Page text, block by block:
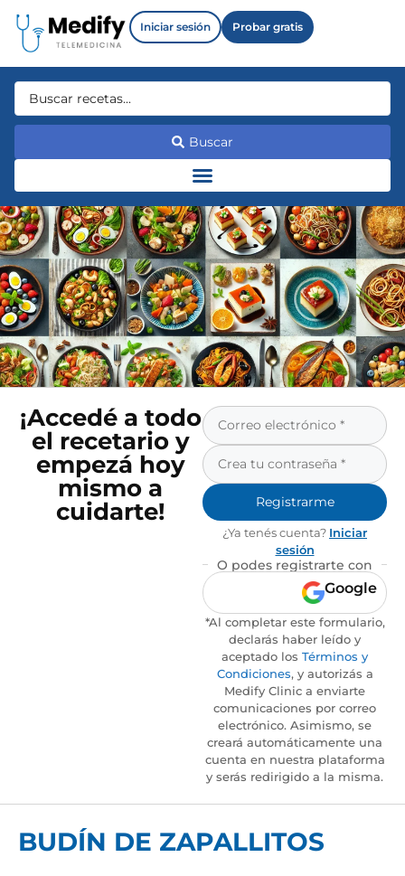
Iniciar sesión Probar gratis
Buscar
¡Accedé a todo
el recetario y
empezá hoy
mismo a
cuidarte!
Registrarme
¿Ya tenés cuenta? Iniciar
sesión
O podes registrarte con
Google
*Al completar este formulario,
declarás haber leído y
aceptado los Términos y
Condiciones, y autorizás a
Medify Clinic a enviarte
comunicaciones por correo
electrónico. Asimismo, se
creará automáticamente una
cuenta en nuestra plataforma
y serás redirigido a la misma.
BUDÍN DE ZAPALLITOS